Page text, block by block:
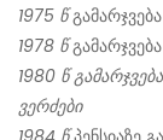
1975 წგამარჯვება
1978 წგამარჯვება
1980 წ გამარჯვება
ვერძები